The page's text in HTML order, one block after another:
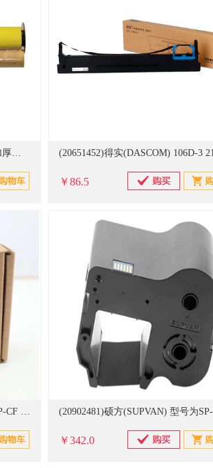
(20606578)鑫诚达 NS-PXCD220S 加厚户高品质 220mmx20m 黄色 标签色带(单位：盒)
￥86.5
(20902485)硕方(SUPVAN) 型号：SP-CF 清洁色带 色带(单位：卷)
￥342.0